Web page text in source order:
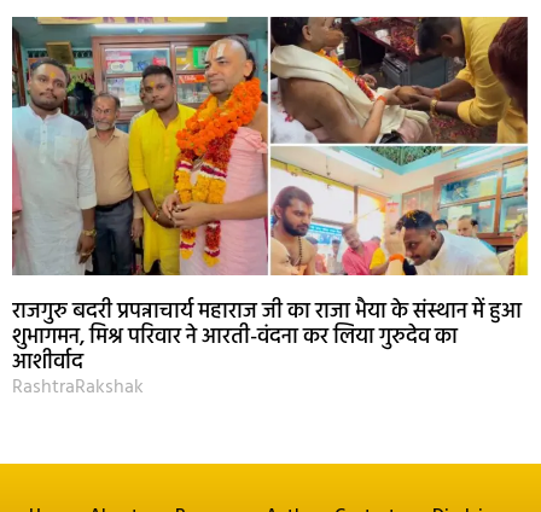
राजगुरु बदरी प्रपन्नाचार्य महाराज जी का राजा भैया के संस्थान में हुआ
शुभागमन, मिश्र परिवार ने आरती-वंदना कर लिया गुरुदेव का
आशीर्वाद
RashtraRakshak